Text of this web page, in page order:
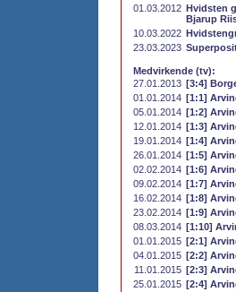
01.03.2012 Hvidsten
Bjarup
10.03.2022
23.03.2023
Medvirkende (tv):
27.01.2013 [3:4]
01.01.2014 [1:1]
05.01.2014 [1:2]
12.01.2014 [1:3]
19.01.2014 [1:4]
26.01.2014 [1:5]
02.02.2014 [1:6]
09.02.2014 [1:7]
16.02.2014 [1:8]
23.02.2014 [1:9]
08.03.2014 [1:10]
01.01.2015 [2:1]
04.01.2015 [2:2]
11.01.2015 [2:3]
25.01.2015 [2:4]